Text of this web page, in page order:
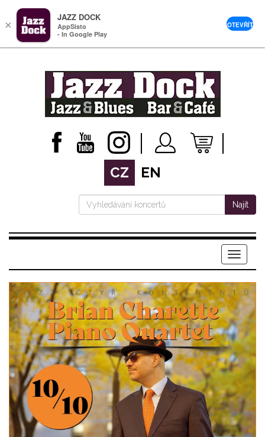
CZ EN
Najít
Menu
×
JAZZ DOCK
AppSisto
- In Google Play
OTEVŘÍT